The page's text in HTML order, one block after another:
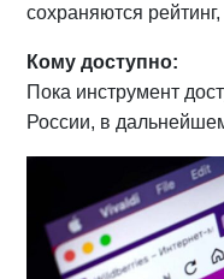
сохраняются
Кому доступно:
Пока инструмент
России, в